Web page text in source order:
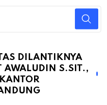
DILANTIKNYA
AWALUDIN S.SIT.,